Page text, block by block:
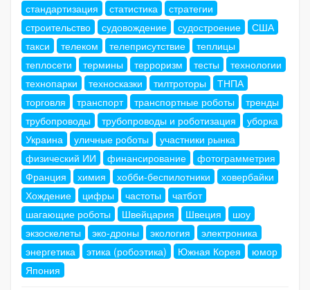
стандартизация
статистика
стратегии
строительство
судовождение судостроение
США
такси
телеком телеприсутствие
теплицы
теплосети
термины терроризм тесты
технологии
технопарки
техносказки тилтроторы
ТНПА
торговля
транспорт транспортные роботы
тренды
трубопроводы
трубопроводы и роботизация
уборка
Украина
уличные роботы
участники рынка
физический ИИ
финансирование
фотограмметрия
Франция
химия хобби-беспилотники
ховербайки
Хождение
цифры частоты
чатбот
шагающие роботы
Швейцария Швеция
шоу
экзоскелеты
эко-дроны экология
электроника
энергетика
этика (робоэтика) Южная Корея
юмор
Япония